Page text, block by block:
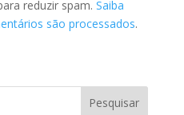
reduzir spam. Saiba
são processados.